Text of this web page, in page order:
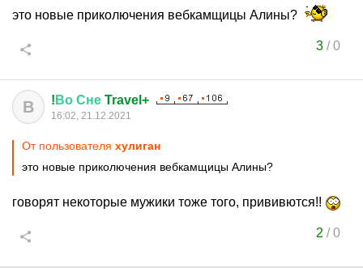
это новые приколючения вебкамщицы Алины?
3/0
В ! Во Сне Travel+
16:02, 21.12.2021
От пользователя хулиган
это новые приколючения вебкамщицы Алины?
говорят некоторые мужики тоже того, прививются!!
2 /0